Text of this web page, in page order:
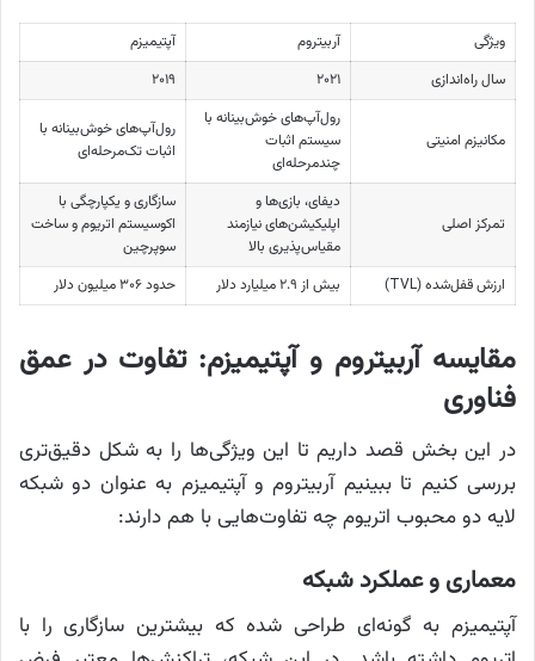
ویژگی آربیتروم
آپتیمیزم
سال راه‌اندازی
۲۰۲۱ ۲۰۱۹
مکانیزم امنیتی
رول‌آپ‌های خوش‌بینانه با
سیستم اثبات
چندمرحله‌ای
رول‌آپ‌های خوش‌بینانه با
اثبات تک‌مرحله‌ای
تمرکز اصلی
دیفای، بازی‌ها و
اپلیکیشن‌های نیازمند
مقیاس‌پذیری بالا
سازگاری و یکپارچگی با
اکوسیستم اتریوم و ساخت
سوپرچین
ارزش قفل‌شده (TVL)
بیش از ۲.۹ میلیارد دلار حدود ۳۰۶ میلیون دلار
مقایسه آربیتروم و آپتیمیزم: تفاوت در عمق
فناوری
در این بخش قصد داریم تا این ویژگی‌ها را به شکل دقیق‌تری
بررسی کنیم تا ببینیم آربیتروم و آپتیمیزم به عنوان دو شبکه
لایه دو محبوب اتریوم چه تفاوت‌هایی با هم دارند:
معماری و عملکرد شبکه
آپتیمیزم به گونه‌ای طراحی شده که بیشترین سازگاری را با